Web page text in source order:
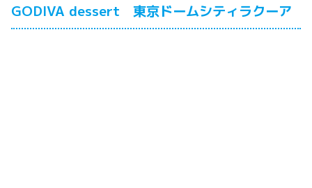
GODIVA dessert 東京ドームシティラクーア